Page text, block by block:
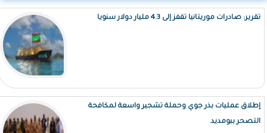
تقرير: صادرات موريتانيا تقفز إلى 4.3 مليار دولار سنويا
إطلاق عمليات بذر جوي وحملة تشجير واسعة لمكافحة
التصحر ببومديد